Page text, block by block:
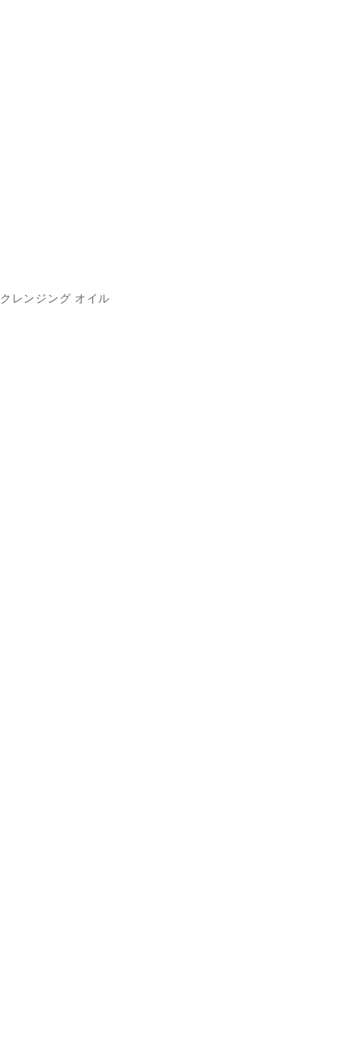
クレンジング オイル